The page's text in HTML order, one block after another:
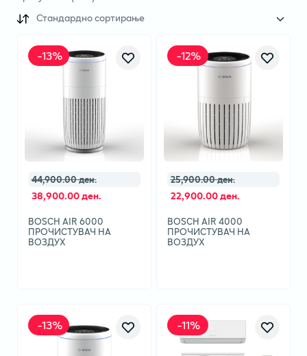
Стандардно сортирање
-13%
44,900.00 ден.
38,900.00 ден.
BOSCH AIR 6000
ПРОЧИСТУВАЧ НА
ВОЗДУХ
-12%
25,900.00 ден.
22,900.00 ден.
BOSCH AIR 4000
ПРОЧИСТУВАЧ НА
ВОЗДУХ
-13% -11%